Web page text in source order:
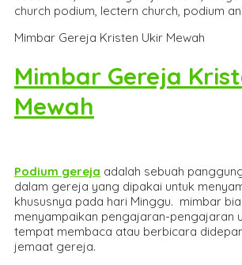
Mimbar Gereja Kristen Ukir Mewah
Mimbar Gereja
Mewah
Podium gereja adalah sebuah
dalam gereja yang dipakai untuk
khususnya pada hari Minggu. mimbar
menyampaikan pengajaran-pengajaran
tempat membaca atau berbicara
jemaat gereja.